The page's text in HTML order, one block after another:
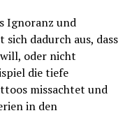
Ignoranz und
dadurch aus, dass
oder nicht
die tiefe
missachtet und
in den